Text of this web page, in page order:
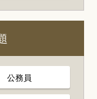
公務員